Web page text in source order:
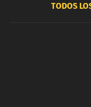
TODOS